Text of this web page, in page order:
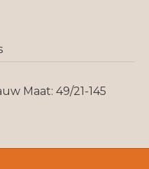
Maat: 49/21-145